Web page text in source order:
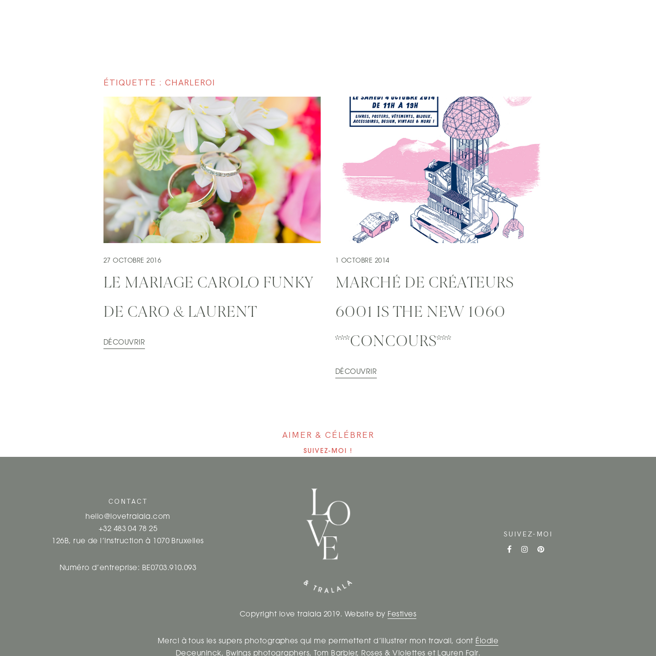
ÉTIQUETTE : CHARLEROI
27 OCTOBRE 2016
LE MARIAGE CAROLO FUNKY
DE CARO & LAURENT
DÉCOUVRIR
1 OCTOBRE 2014
MARCHÉ DE CRÉATEURS
6001 IS THE NEW 1060
***CONCOURS***
DÉCOUVRIR
AIMER & CÉLÉBRER
SUIVEZ-MOI !
CONTACT
hello@lovetralala.com
+32 483 04 78 25
126B, rue de l’instruction à 1070 Bruxelles
Numéro d’entreprise: BE0703.910.093
SUIVEZ-MOI
Copyright love tralala 2019. Website by Festives
Merci à tous les supers photographes qui me permettent d’illustrer mon travail, dont Élodie
Deceuninck , Bwings photographers, Tom Barbier, Roses & Violettes et Lauren Fair.